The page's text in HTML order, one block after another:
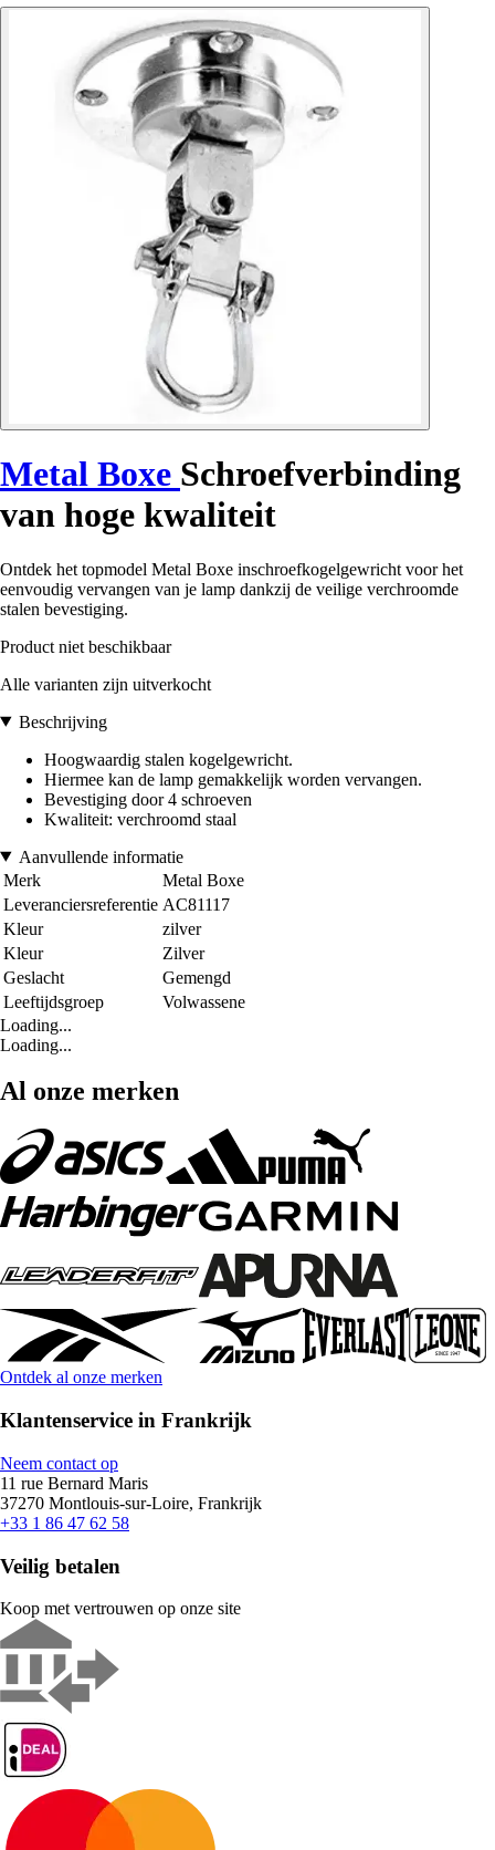
Metal Boxe Schroefverbinding
van hoge kwaliteit
Ontdek het topmodel Metal Boxe inschroefkogelgewricht voor het
eenvoudig vervangen van je lamp dankzij de veilige verchroomde
stalen bevestiging.
Product niet beschikbaar
Alle varianten zijn uitverkocht
Beschrijving
Hoogwaardig stalen kogelgewricht.
Hiermee kan de lamp gemakkelijk worden vervangen.
Bevestiging door 4 schroeven
Kwaliteit: verchroomd staal
Aanvullende informatie
Merk
Metal Boxe
Leveranciersreferentie AC81117
Kleur
zilver
Kleur
Zilver
Geslacht
Gemengd
Leeftijdsgroep
Volwassene
Loading...
Loading...
Al onze merken
Ontdek al onze merken
Klantenservice in Frankrijk
Neem contact op
11 rue Bernard Maris
37270 Montlouis-sur-Loire, Frankrijk
+33 1 86 47 62 58
Veilig betalen
Koop met vertrouwen op onze site